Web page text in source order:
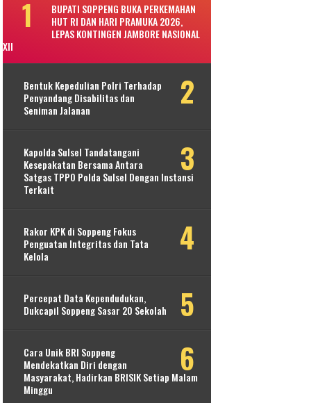
BUPATI SOPPENG BUKA PERKEMAHAN
HUT RI DAN HARI PRAMUKA 2026,
LEPAS KONTINGEN JAMBORE NASIONAL
XII
Bentuk Kepedulian Polri Terhadap
Penyandang Disabilitas dan
Seniman Jalanan
Kapolda Sulsel Tandatangani
Kesepakatan Bersama Antara
Satgas TPPO Polda Sulsel Dengan Instansi
Terkait
Rakor KPK di Soppeng Fokus
Penguatan Integritas dan Tata
Kelola
Percepat Data Kependudukan,
Dukcapil Soppeng Sasar 20 Sekolah
Cara Unik BRI Soppeng
Mendekatkan Diri dengan
Masyarakat, Hadirkan BRISIK Setiap Malam
Minggu